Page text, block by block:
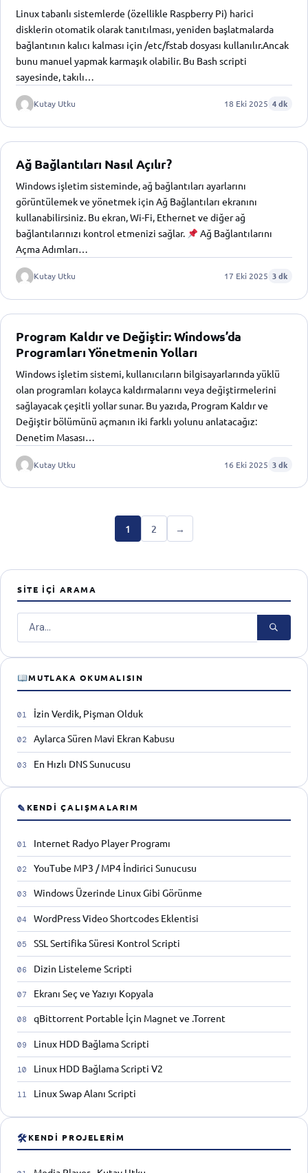
Linux tabanlı sistemlerde (özellikle Raspberry Pi) harici
disklerin otomatik olarak tanıtılması, yeniden başlatmalarda
bağlantının kalıcı kalması için /etc/fstab dosyası kullanılır.Ancak
bunu manuel yapmak karmaşık olabilir. Bu Bash scripti
sayesinde, takılı…
Kutay Utku 18 Eki 2025 4 dk
Ağ Bağlantıları Nasıl Açılır?
Windows işletim sisteminde, ağ bağlantıları ayarlarını
görüntülemek ve yönetmek için Ağ Bağlantıları ekranını
kullanabilirsiniz. Bu ekran, Wi-Fi, Ethernet ve diğer ağ
bağlantılarınızı kontrol etmenizi sağlar.
Ağ Bağlantılarını
Açma Adımları…
Kutay Utku 17 Eki 2025 3 dk
Program Kaldır ve Değiştir: Windows’da
Programları Yönetmenin Yolları
Windows işletim sistemi, kullanıcıların bilgisayarlarında yüklü
olan programları kolayca kaldırmalarını veya değiştirmelerini
sağlayacak çeşitli yollar sunar. Bu yazıda, Program Kaldır ve
Değiştir bölümünü açmanın iki farklı yolunu anlatacağız:
Denetim Masası…
Kutay Utku 16 Eki 2025 3 dk
1 2 →
SITE İÇI ARAMA
MUTLAKA OKUMALISIN
İzin Verdik, Pişman Olduk
Aylarca Süren Mavi Ekran Kabusu
En Hızlı DNS Sunucusu
✎ KENDI ÇALIŞMALARIM
Internet Radyo Player Programı
YouTube MP3 / MP4 İndirici Sunucusu
Windows Üzerinde Linux Gibi Görünme
WordPress Video Shortcodes Eklentisi
SSL Sertifika Süresi Kontrol Scripti
Dizin Listeleme Scripti
Ekranı Seç ve Yazıyı Kopyala
qBittorrent Portable İçin Magnet ve .Torrent
Linux HDD Bağlama Scripti
Linux HDD Bağlama Scripti V2
Linux Swap Alanı Scripti
🛠KENDI PROJELERIM